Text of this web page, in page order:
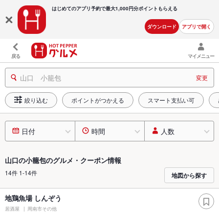
はじめてのアプリ予約で最大1,000円分ポイントもらえる
ダウンロード アプリで開く
戻る マイメニュー
山口 小籠包 変更
絞り込む ポイントがつかえる スマート支払い可
日付 時間 人数
山口の小籠包のグルメ・クーポン情報
14件 1-14件 地図から探す
地鶏魚場 しんぞう
居酒屋 周南市その他